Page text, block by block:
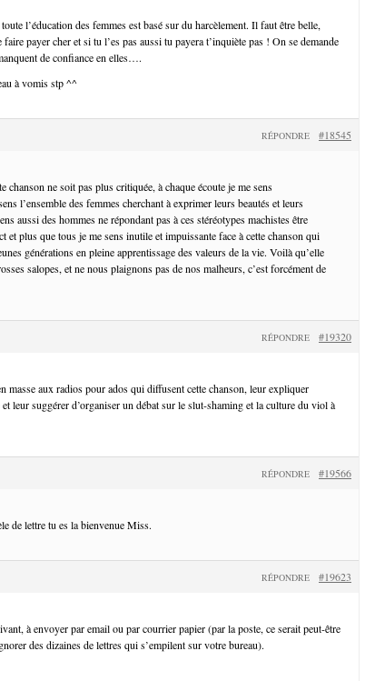
l’éducation des femmes est basé sur du harcèlement. Il faut être belle,
payer cher et si tu l’es pas aussi tu payera t’inquiète pas ! On se demande
de confiance en elles….
à vomis stp ^^
#18545
RÉPONDRE
chanson ne soit pas plus critiquée, à chaque écoute je me sens
l’ensemble des femmes cherchant à exprimer leurs beautés et leurs
aussi des hommes ne répondant pas à ces stéréotypes machistes être
et plus que tous je me sens inutile et impuissante face à cette chanson qui
générations en pleine apprentissage des valeurs de la vie. Voilà qu’elle
salopes, et ne nous plaignons pas de nos malheurs, c’est forcément de
#19320
RÉPONDRE
masse aux radios pour ados qui diffusent cette chanson, leur expliquer
leur suggérer d’organiser un débat sur le slut-shaming et la culture du viol à
#19566
RÉPONDRE
de lettre tu es la bienvenue Miss.
#19623
RÉPONDRE
à envoyer par email ou par courrier papier (par la poste, ce serait peut-être
des dizaines de lettres qui s’empilent sur votre bureau).